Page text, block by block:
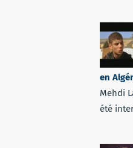
en
Mehdi
été